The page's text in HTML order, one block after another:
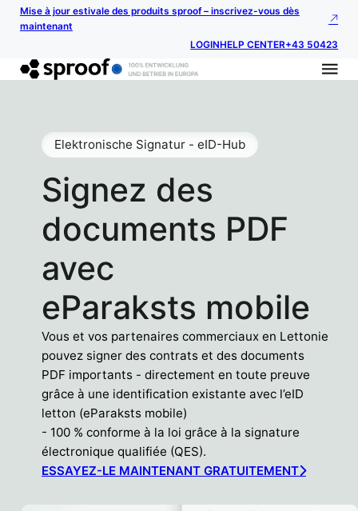
Mise à jour estivale des produits sproof – inscrivez-vous dès
maintenant
LOGINHELP CENTER+43 50423
Signez des
documents PDF
avec
eParaksts mobile
Elektronische Signatur - eID-Hub
Vous et vos partenaires commerciaux en Lettonie
pouvez signer des contrats et des documents
PDF importants - directement en toute preuve
grâce à une identification existante avec l’eID
letton (eParaksts mobile)
- 100 % conforme à la loi grâce à la signature
électronique qualifiée (QES).
ESSAYEZ-LE MAINTENANT GRATUITEMENT